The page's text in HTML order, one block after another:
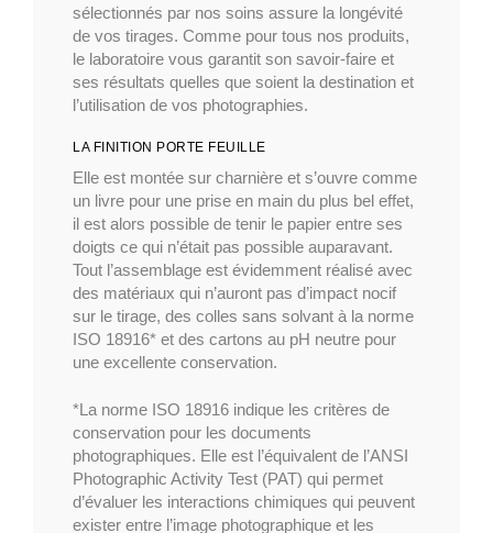
sélectionnés par nos soins assure la longévité
de vos tirages. Comme pour tous nos produits,
le laboratoire vous garantit son savoir-faire et
ses résultats quelles que soient la destination et
l’utilisation de vos photographies.
LA FINITION PORTE FEUILLE
Elle est montée sur charnière et s’ouvre comme
un livre pour une prise en main du plus bel effet,
il est alors possible de tenir le papier entre ses
doigts ce qui n’était pas possible auparavant.
Tout l’assemblage est évidemment réalisé avec
des matériaux qui n’auront pas d’impact nocif
sur le tirage, des colles sans solvant à la norme
ISO 18916* et des cartons au pH neutre pour
une excellente conservation.
*La norme ISO 18916 indique les critères de
conservation pour les documents
photographiques. Elle est l’équivalent de l’ANSI
Photographic Activity Test (PAT) qui permet
d’évaluer les interactions chimiques qui peuvent
exister entre l’image photographique et les